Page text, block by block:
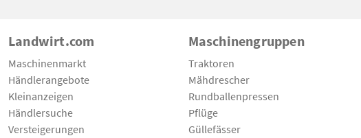
Landwirt.com
Maschinenmarkt
Händlerangebote
Kleinanzeigen
Händlersuche
Versteigerungen
Maschinengruppen
Traktoren
Mähdrescher
Rundballenpressen
Pflüge
Güllefässer